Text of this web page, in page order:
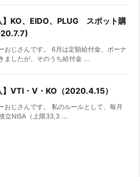
】KO、EIDO、PLUG スポット購
おじさんです。 6月は定額給付金、ボーナ
ましたが、そのうち給付金 ...
】VTI・V・KO（2020.4.15）
おじさんです。 私のルールとして、毎月
立NISA（上限33,3 ...